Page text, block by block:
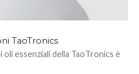
TaoTronics
essenziali della TaoTronics è